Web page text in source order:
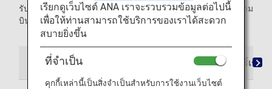
รับข้อมูลทั้งหมดที่ท่านต้องการเกี่ยวกับการเช็คอินเที่ยวบินที่สนาม
บิน ไม่ว่าจะเป็นที่เคาน์เตอร์หรือที่เครื่องให้บริการอัตโนมัติ
การเช็คอินที่สนามบิน เวลาทำการของเคาน์เตอร์เช็ค
เรียกดูเว็บไซต์ ANA เราจะรวบรวมข้อมูลต่อไปนี้
เพื่อให้ท่านสามารถใช้บริการของเราได้สะดวก
สบายยิ่งขึ้น
ที่จำเป็น
คุกกี้เหล่านี้เป็นสิ่งจำเป็นสำหรับการใช้งานเว็บไซต์